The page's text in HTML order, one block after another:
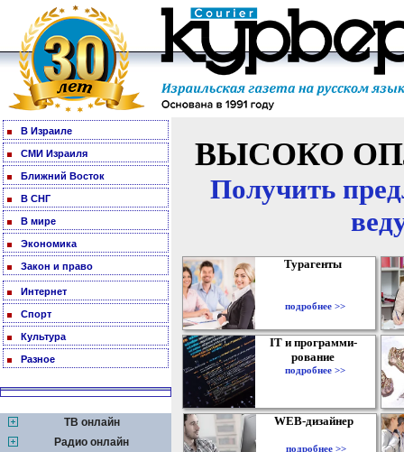
В Израиле
СМИ Израиля
Ближний Восток
В СНГ
В мире
Экономика
Закон и право
Интернет
Спорт
Культура
Разное
ТВ онлайн
Радио онлайн
ВЫСОКО
Получить
Турагенты
подробнее >>
IT и программи-
рование
подробнее >>
WEB-дизайнер
подробнее >>